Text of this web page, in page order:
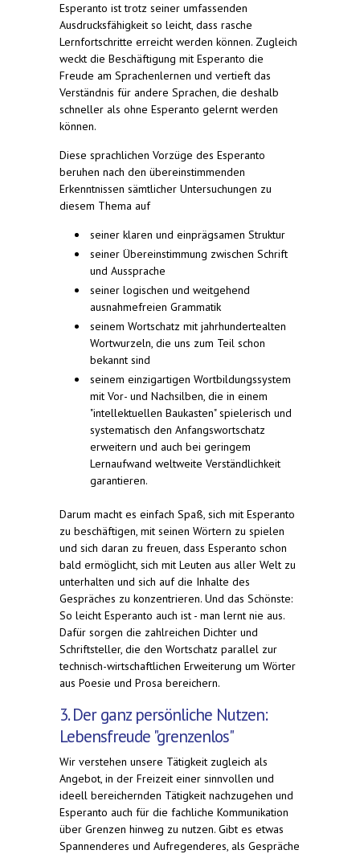
Esperanto ist trotz seiner umfassenden
Ausdrucksfähigkeit so leicht, dass rasche
Lernfortschritte erreicht werden können. Zugleich
weckt die Beschäftigung mit Esperanto die
Freude am Sprachenlernen und vertieft das
Verständnis für andere Sprachen, die deshalb
schneller als ohne Esperanto gelernt werden
können.
Diese sprachlichen Vorzüge des Esperanto
beruhen nach den übereinstimmenden
Erkenntnissen sämtlicher Untersuchungen zu
diesem Thema auf
seiner klaren und einprägsamen Struktur
seiner Übereinstimmung zwischen Schrift
und Aussprache
seiner logischen und weitgehend
ausnahmefreien Grammatik
seinem Wortschatz mit jahrhundertealten
Wortwurzeln, die uns zum Teil schon
bekannt sind
seinem einzigartigen Wortbildungssystem
mit Vor- und Nachsilben, die in einem
"intellektuellen Baukasten" spielerisch und
systematisch den Anfangswortschatz
erweitern und auch bei geringem
Lernaufwand weltweite Verständlichkeit
garantieren.
Darum macht es einfach Spaß, sich mit Esperanto
zu beschäftigen, mit seinen Wörtern zu spielen
und sich daran zu freuen, dass Esperanto schon
bald ermöglicht, sich mit Leuten aus aller Welt zu
unterhalten und sich auf die Inhalte des
Gespräches zu konzentrieren. Und das Schönste:
So leicht Esperanto auch ist - man lernt nie aus.
Dafür sorgen die zahlreichen Dichter und
Schriftsteller, die den Wortschatz parallel zur
technisch-wirtschaftlichen Erweiterung um Wörter
aus Poesie und Prosa bereichern.
3. Der ganz persönliche Nutzen:
Lebensfreude "grenzenlos"
Wir verstehen unsere Tätigkeit zugleich als
Angebot, in der Freizeit einer sinnvollen und
ideell bereichernden Tätigkeit nachzugehen und
Esperanto auch für die fachliche Kommunikation
über Grenzen hinweg zu nutzen. Gibt es etwas
Spannenderes und Aufregenderes, als Gespräche